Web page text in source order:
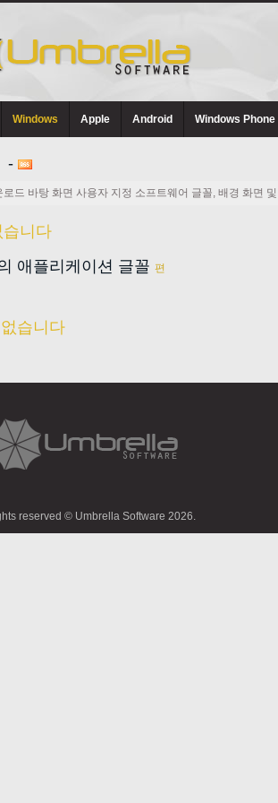
Windows Apple Android Windows Phone
-
로드 바탕 화면 사용자 지정 소프트웨어 글꼴, 배경 화면
습니다
애플리케이션 글꼴 편
습니다
reserved © Umbrella Software 2026.